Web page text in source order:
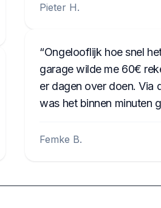
Pieter H.
Ongelooflijk hoe snel
garage wilde me 60€
er dagen over doen. Via
was het binnen minuten
Femke B.